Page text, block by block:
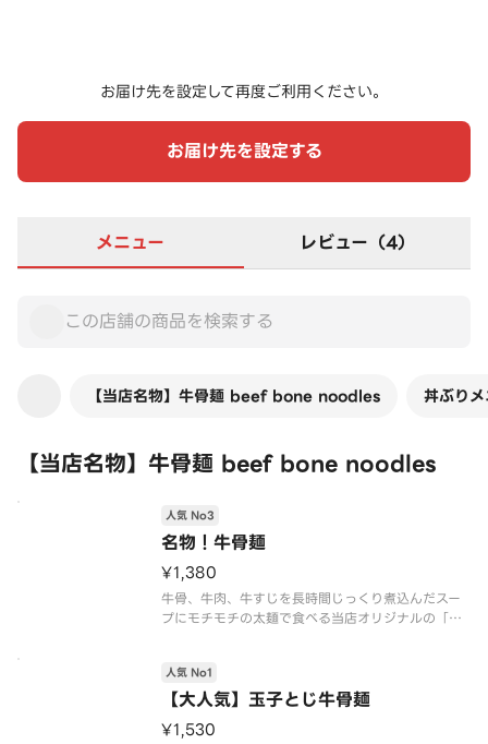
お届け先を設定して再度ご利用ください。
お届け先を設定する
メニュー レビュー（4）
【当店名物】牛骨麺 beef bone noodles 丼ぶり
【当店名物】牛骨麺 beef bone noodles
名物！牛骨麺
人気 No3
¥1,380
牛骨、牛肉、牛すじを長時間じっくり煮込んだスー
プにモチモチの太麺で食べる当店オリジナルの「牛
【大人気】玉子とじ牛骨麺
人気 No1
¥1,530